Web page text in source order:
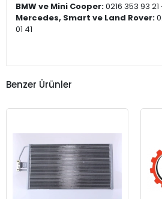
BMW ve Mini Cooper:0216 353 93
Mercedes, Smart ve Land Rover:
01 41
Benzer Ürünler